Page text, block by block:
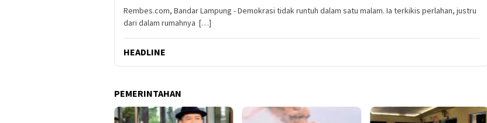
Rembes.com, Bandar Lampung - Demokrasi tidak runtuh dalam satu malam. Ia terkikis perlahan, justru
dari dalam rumahnya […]
HEADLINE
PEMERINTAHAN